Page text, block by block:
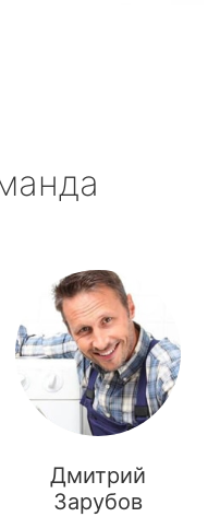
Дмитрий
Зарубов